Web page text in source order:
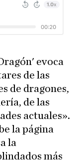
evoca
de las
de dragones,
de las
actuales».
la página
la
más